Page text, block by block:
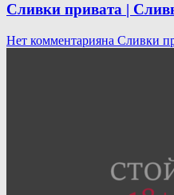
Сливки привата |
Нет комментарияна Сливки